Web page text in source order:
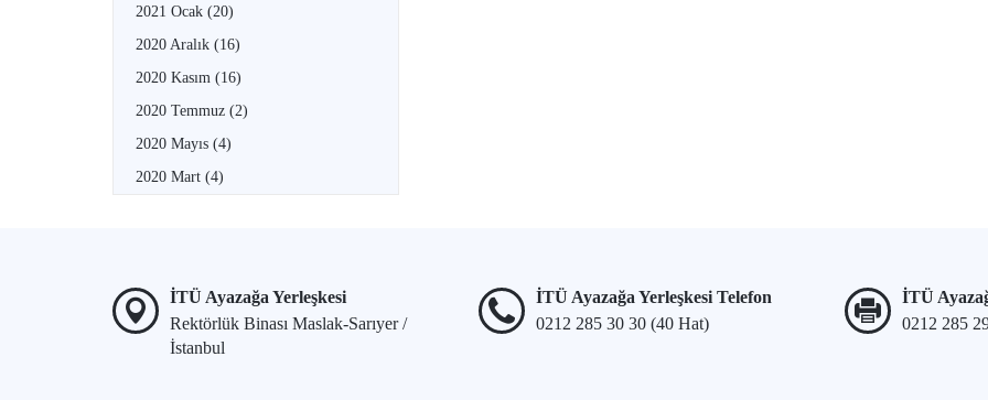
2021 Ocak (20)
2020 Aralık (16)
2020 Kasım (16)
2020 Temmuz (2)
2020 Mayıs (4)
2020 Mart (4)
İTÜ Ayazağa Yerleşkesi
Rektörlük Binası Maslak-Sarıyer /
İstanbul
İTÜ Ayazağa Yerleşkesi Telefon
0212 285 30 30 (40 Hat)
İTÜ
0212 285